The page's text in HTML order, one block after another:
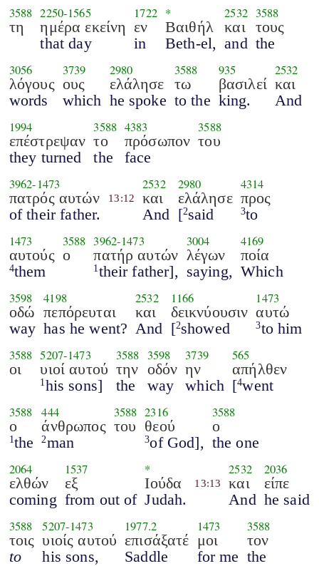
3588
τη
2250-1565
ημέρα εκείνη
that day
1722
εν
in
*
Βαιθήλ
Beth-el,
2532
και
and
3588
τους
the
3056
λόγους
words
3739
ους
which
2980
ελάλησε
he spoke
3588
τω
to the
935
βασιλεί
king.
2532
και
And
1994
επέστρεψαν
they turned
3588
το
the
4383
πρόσωπον
face
3588
του
3962-1473
πατρός αυτών
of their father.
13:12
2532
και
And
2980
ελάλησε
[2said
4314
προς
3to
1473
αυτούς
4them
3588
ο
3962-1473
πατήρ αυτών
1 their father],
3004
λέγων
saying,
4169
ποία
Which
3598
οδώ
way
4198
πεπόρευται
has he went?
2532
και
And
1166
δεικνύουσιν
[2showed
1473
αυτώ
3to him
3588
οι
5207-1473
υιοί αυτού
1 his sons]
3588
την
the
3598
οδόν
way
3739
ην
which
565
απήλθεν
[4went
3588
ο
1 the
444
άνθρωπος
2man
3588
του
2316
θεού
3of God],
3588
ο
the one
2064
ελθών
coming
1537
εξ
from out of
*
Ιούδα
Judah.
13:13
2532
και
And
2036
είπε
he said
3588
τοις
to
5207-1473
υιοίς αυτού
his sons,
1977.2
επισάξατέ
Saddle
1473
μοι
for me
3588
τον
the